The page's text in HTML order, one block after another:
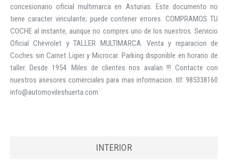
concesionario oficial multimarca en Asturias. Este documento no
tiene caracter vinculante; puede contener errores. COMPRAMOS TU
COCHE al instante, aunque no compres uno de los nuestros. Servicio
Oficial Chevrolet y TALLER MULTIMARCA. Venta y reparacion de
Coches sin Carnet Ligier y Microcar. Parking disponible en horario de
taller. Desde 1954. Miles de clientes nos avalan !!! Contacte con
nuestros asesores comerciales para mas informacion. tlf: 985338160
info@automovileshuerta.com
INTERIOR